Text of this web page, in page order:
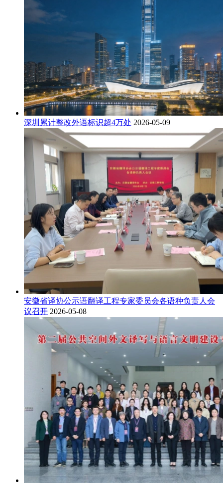
深圳累计整改外语标识超4万处 2026-05-09
安徽省译协公示语翻译工程专家委员会各语种负责人会
议召开 2026-05-08